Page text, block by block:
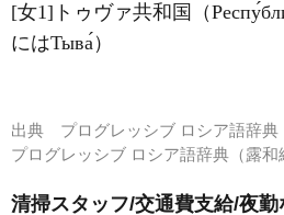
[女1]トゥヴァ共和国（
にはТыва́）
出典 プログレッシブ ロシア語辞典
プログレッシブ ロシア語辞典（露
清掃スタッフ/交通費支給/夜